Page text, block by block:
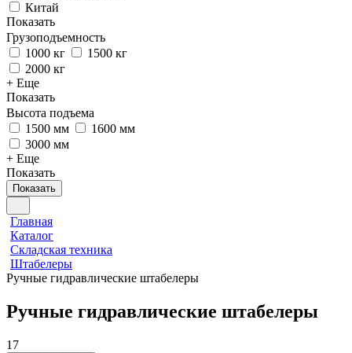
Китай
Показать
Грузоподъемность
1000 кг
1500 кг
2000 кг
+ Еще
Показать
Высота подъема
1500 мм
1600 мм
3000 мм
+ Еще
Показать
Показать
Главная
Каталог
Складская техника
Штабелеры
Ручные гидравлические штабелеры
Ручные гидравлические штабелеры
17